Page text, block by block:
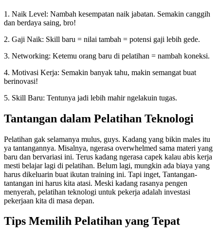
1. Naik Level: Nambah kesempatan naik jabatan. Semakin canggih
dan berdaya saing, bro!
2. Gaji Naik: Skill baru = nilai tambah = potensi gaji lebih gede.
3. Networking: Ketemu orang baru di pelatihan = nambah koneksi.
4. Motivasi Kerja: Semakin banyak tahu, makin semangat buat
berinovasi!
5. Skill Baru: Tentunya jadi lebih mahir ngelakuin tugas.
Tantangan dalam Pelatihan Teknologi
Pelatihan gak selamanya mulus, guys. Kadang yang bikin males itu
ya tantangannya. Misalnya, ngerasa overwhelmed sama materi yang
baru dan bervariasi ini. Terus kadang ngerasa capek kalau abis kerja
mesti belajar lagi di pelatihan. Belum lagi, mungkin ada biaya yang
harus dikeluarin buat ikutan training ini. Tapi inget, Tantangan-
tantangan ini harus kita atasi. Meski kadang rasanya pengen
menyerah, pelatihan teknologi untuk pekerja adalah investasi
pekerjaan kita di masa depan.
Tips Memilih Pelatihan yang Tepat